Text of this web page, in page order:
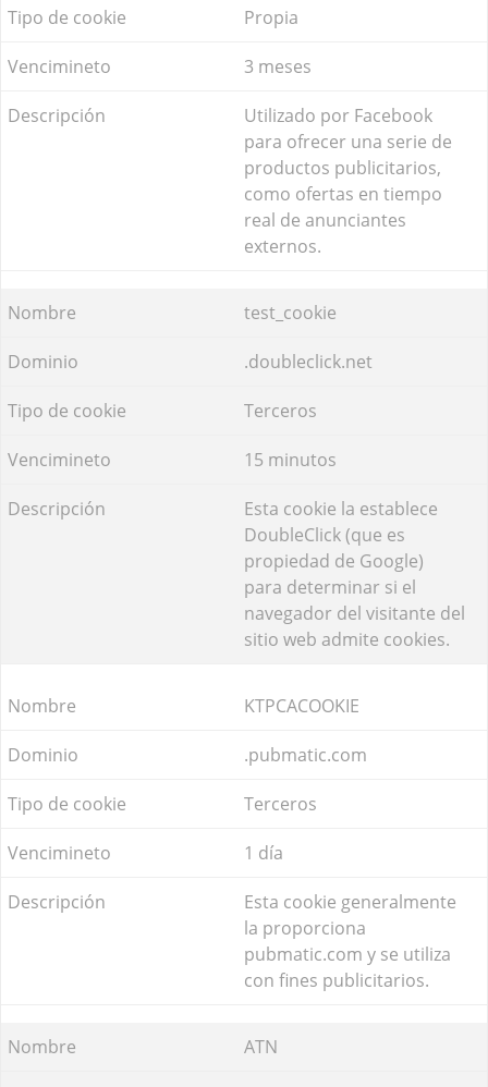
Propia
3 meses
Utilizado por Facebook
para ofrecer una serie de
productos publicitarios,
como ofertas en tiempo
real de anunciantes
externos.
test_cookie
.doubleclick.net
Terceros
15 minutos
Esta cookie la establece
DoubleClick (que es
propiedad de Google)
para determinar si el
navegador del visitante del
sitio web admite cookies.
KTPCACOOKIE
.pubmatic.com
Terceros
1 día
Esta cookie generalmente
la proporciona
pubmatic.com y se utiliza
con fines publicitarios.
ATN